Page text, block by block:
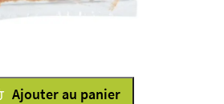
Ajouter au panier